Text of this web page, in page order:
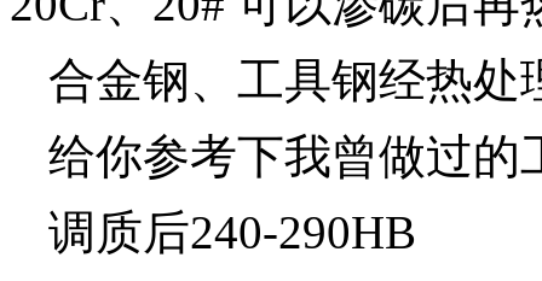
合金钢、工具钢经热处
给你参考下我曾做过的
调质后240-290HB